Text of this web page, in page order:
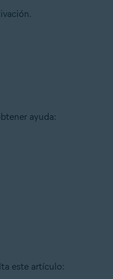
ayuda:
este artículo: